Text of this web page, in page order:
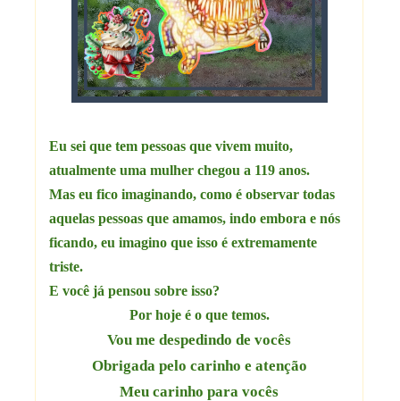
Eu sei que tem pessoas que vivem muito,
atualmente uma mulher chegou a 119 anos.
Mas eu fico imaginando, como é observar todas
aquelas pessoas que amamos, indo embora e nós
ficando, eu imagino que isso é extremamente
triste.
E você já pensou sobre isso?
Por hoje é o que temos.
Vou me despedindo de vocês
Obrigada pelo carinho e atenção
Meu carinho para vocês